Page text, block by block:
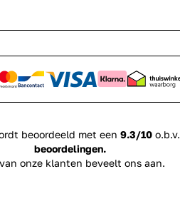
beoordeeld met een 9.3/10o.b.v.
beoordelingen.
van onze klanten beveelt ons aan.